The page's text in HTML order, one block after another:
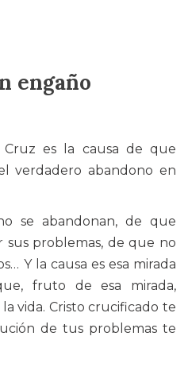
engaño
es la causa de que
verdadero abandono en
se abandonan, de que
problemas, de que no
Y la causa es esa mirada
fruto de esa mirada,
vida. Cristo crucificado te
de tus problemas te